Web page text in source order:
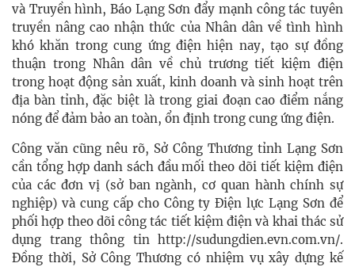
và Truyền hình, Báo Lạng Sơn đẩy mạnh công tác tuyên
truyền nâng cao nhận thức của Nhân dân về tình hình
khó khăn trong cung ứng điện hiện nay, tạo sự đồng
thuận trong Nhân dân về chủ trương tiết kiệm điện
trong hoạt động sản xuất, kinh doanh và sinh hoạt trên
địa bàn tỉnh, đặc biệt là trong giai đoạn cao điểm nắng
nóng để đảm bảo an toàn, ổn định trong cung ứng điện.
Công văn cũng nêu rõ, Sở Công Thương tỉnh Lạng Sơn
cần tổng hợp danh sách đầu mối theo dõi tiết kiệm điện
của các đơn vị (sở ban ngành, cơ quan hành chính sự
nghiệp) và cung cấp cho Công ty Điện lực Lạng Sơn để
phối hợp theo dõi công tác tiết kiệm điện và khai thác sử
dụng trang thông tin http://sudungdien.evn.com.vn/.
Đồng thời, Sở Công Thương có nhiệm vụ xây dựng kế